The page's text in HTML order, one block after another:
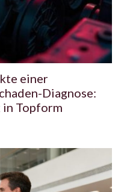
einer
Diagnose:
in Topform